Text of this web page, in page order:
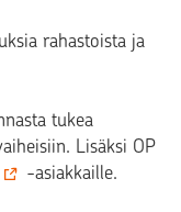
rahastoista ja
tukea
Lisäksi OP
-asiakkaille.